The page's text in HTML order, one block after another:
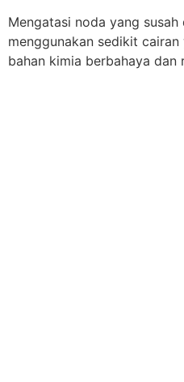
Mengatasi noda yang
menggunakan sedikit
bahan kimia berbahaya dan